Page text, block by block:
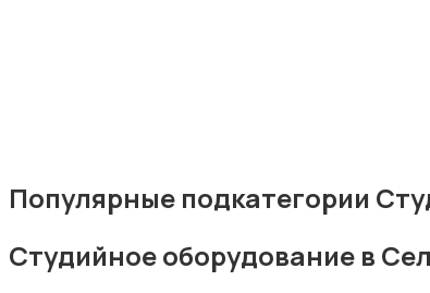
Студийное оборудование
Популярные подкатегории
Студийное оборудование в